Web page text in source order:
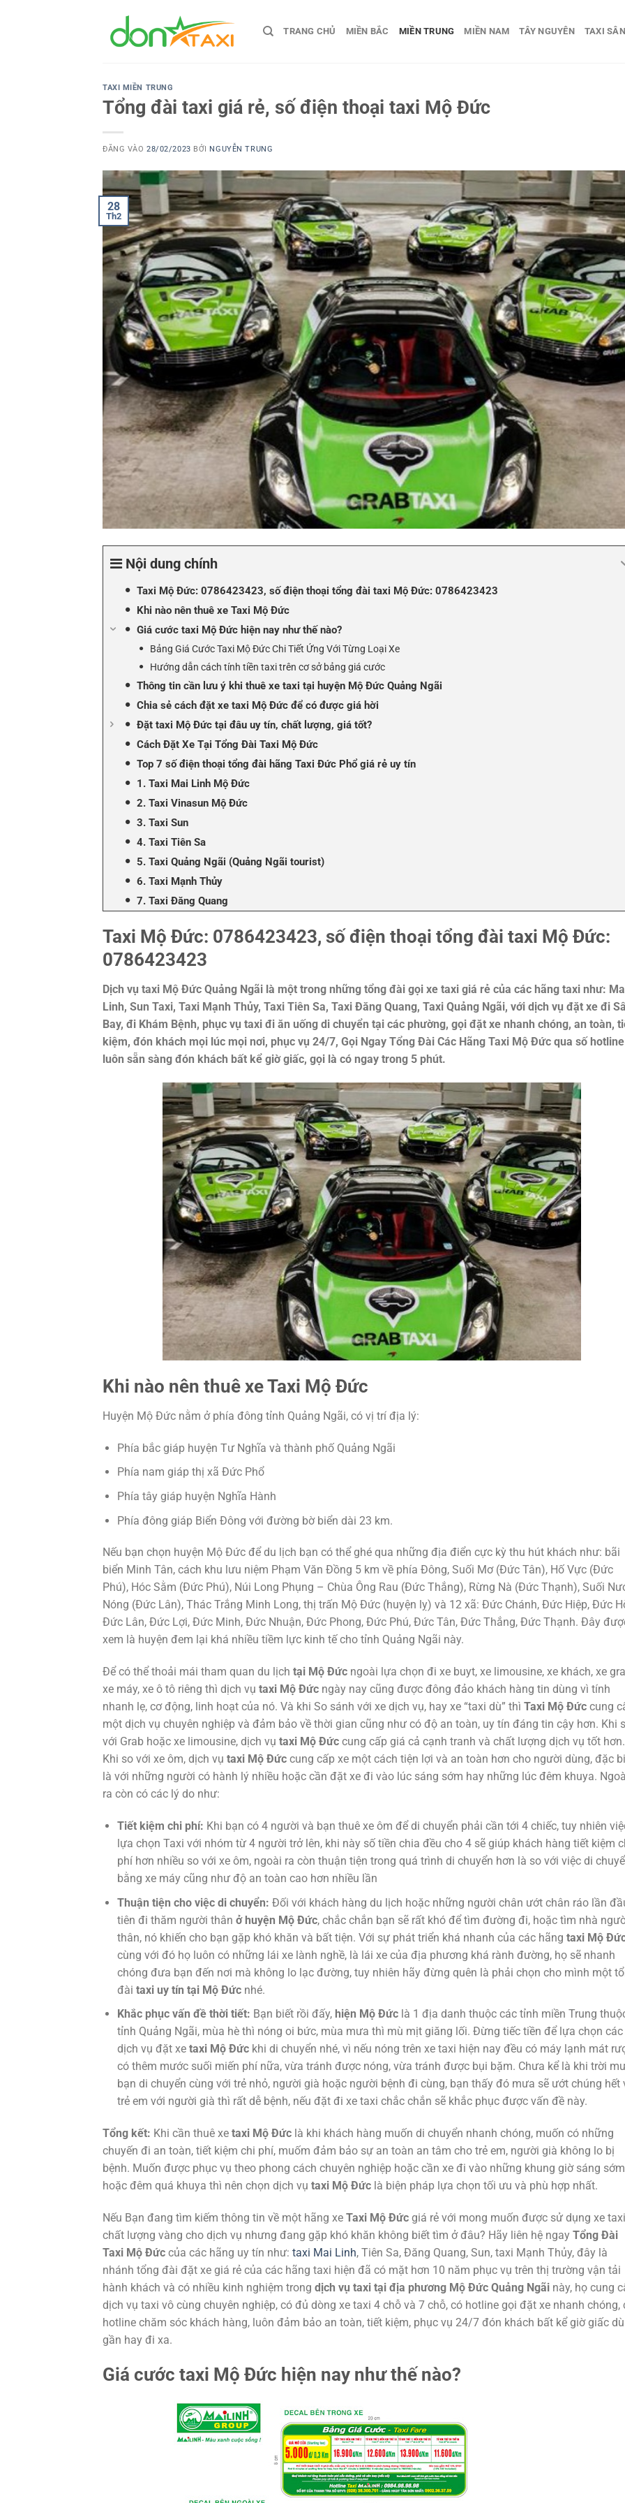
TRANG CHỦ MIỀN BẮC MIỀN TRUNG MIỀN NAM TÂY NGUYÊN TAXI
TAXI MIỀN TRUNG
Tổng đài taxi giá rẻ, số điện thoại taxi Mộ Đức
ĐĂNG VÀO28/02/2023 BỞI NGUYỄN TRUNG
28
Th2
Nội dung chính
Taxi Mộ Đức: 0786423423, số điện thoại tổng đài taxi Mộ Đức: 0786423423
Khi nào nên thuê xe Taxi Mộ Đức
Giá cước taxi Mộ Đức hiện nay như thế nào?
Bảng Giá Cước Taxi Mộ Đức Chi Tiết Ứng Với Từng Loại Xe
Hướng dẫn cách tính tiền taxi trên cơ sở bảng giá cước
Thông tin cần lưu ý khi thuê xe taxi tại huyện Mộ Đức Quảng Ngãi
Chia sẻ cách đặt xe taxi Mộ Đức để có được giá hời
Đặt taxi Mộ Đức tại đâu uy tín, chất lượng, giá tốt?
Cách Đặt Xe Tại Tổng Đài Taxi Mộ Đức
Top 7 số điện thoại tổng đài hãng Taxi Đức Phổ giá rẻ uy tín
1. Taxi Mai Linh Mộ Đức
2. Taxi Vinasun Mộ Đức
3. Taxi Sun
4. Taxi Tiên Sa
5. Taxi Quảng Ngãi (Quảng Ngãi tourist)
6. Taxi Mạnh Thủy
7. Taxi Đăng Quang
Taxi Mộ Đức: 0786423423, số điện thoại tổng đài taxi Mộ Đức:
0786423423
Dịch vụ taxi Mộ Đức Quảng Ngãi là một trong những tổng đài gọi xe taxi giá rẻ của các hãng taxi như:
Linh, Sun Taxi, Taxi Mạnh Thủy, Taxi Tiên Sa, Taxi Đăng Quang, Taxi Quảng Ngãi, với dịch vụ đặt xe đi
Bay, đi Khám Bệnh, phục vụ taxi đi ăn uống di chuyển tại các phường, gọi đặt xe nhanh chóng, an toàn,
kiệm, đón khách mọi lúc mọi nơi, phục vụ 24/7, Gọi Ngay Tổng Đài Các Hãng Taxi Mộ Đức qua số
luôn sẵn sàng đón khách bất kể giờ giấc, gọi là có ngay trong 5 phút.
Khi nào nên thuê xe Taxi Mộ Đức
Huyện Mộ Đức nằm ở phía đông tỉnh Quảng Ngãi, có vị trí địa lý:
Phía bắc giáp huyện Tư Nghĩa và thành phố Quảng Ngãi
Phía nam giáp thị xã Đức Phổ
Phía tây giáp huyện Nghĩa Hành
Phía đông giáp Biển Đông với đường bờ biển dài 23 km.
Nếu bạn chọn huyện Mộ Đức để du lịch bạn có thể ghé qua những địa điển cực kỳ thu hút khách như: bãi
biển Minh Tân, cách khu lưu niệm Phạm Văn Đồng 5 km về phía Đông, Suối Mơ (Đức Tân), Hố Vực (Đức
Phú), Hóc Sằm (Đức Phú), Núi Long Phụng – Chùa Ông Rau (Đức Thắng), Rừng Nà (Đức Thạnh), Suối
Nóng (Đức Lân), Thác Trắng Minh Long, thị trấn Mộ Đức (huyện lỵ) và 12 xã: Đức Chánh, Đức Hiệp, Đức
Đức Lân, Đức Lợi, Đức Minh, Đức Nhuận, Đức Phong, Đức Phú, Đức Tân, Đức Thắng, Đức Thạnh. Đây
xem là huyện đem lại khá nhiều tiềm lực kinh tế cho tỉnh Quảng Ngãi này.
Để có thể thoải mái tham quan du lịch tại Mộ Đức ngoài lựa chọn đi xe buyt, xe limousine, xe khách, xe
xe máy, xe ô tô riêng thì dịch vụ taxi Mộ Đức ngày nay cũng được đông đảo khách hàng tin dùng vì tính
nhanh lẹ, cơ động, linh hoạt của nó. Và khi So sánh với xe dịch vụ, hay xe “taxi dù” thì Taxi Mộ Đức cung
một dịch vụ chuyên nghiệp và đảm bảo về thời gian cũng như có độ an toàn, uy tín đáng tin cậy hơn. Khi
với Grab hoặc xe limousine, dịch vụ taxi Mộ Đức cung cấp giá cả cạnh tranh và chất lượng dịch vụ tốt hơn.
Khi so với xe ôm, dịch vụ taxi Mộ Đức cung cấp xe một cách tiện lợi và an toàn hơn cho người dùng, đặc
là với những người có hành lý nhiều hoặc cần đặt xe đi vào lúc sáng sớm hay những lúc đêm khuya.
ra còn có các lý do như:
Tiết kiệm chi phí: Khi bạn có 4 người và bạn thuê xe ôm để di chuyển phải cần tới 4 chiếc, tuy nhiên
lựa chọn Taxi với nhóm từ 4 người trở lên, khi này số tiền chia đều cho 4 sẽ giúp khách hàng tiết kiệm
phí hơn nhiều so với xe ôm, ngoài ra còn thuận tiện trong quá trình di chuyển hơn là so với việc di
bằng xe máy cũng như độ an toàn cao hơn nhiều lần
Thuận tiện cho việc di chuyển: Đối với khách hàng du lịch hoặc những người chân ướt chân ráo lần
tiên đi thăm người thân ở huyện Mộ Đức, chắc chắn bạn sẽ rất khó để tìm đường đi, hoặc tìm nhà
thân, nó khiến cho bạn gặp khó khăn và bất tiện. Với sự phát triển khá nhanh của các hãng taxi Mộ
cùng với đó họ luôn có những lái xe lành nghề, là lái xe của địa phương khá rành đường, họ sẽ nhanh
chóng đưa bạn đến nơi mà không lo lạc đường, tuy nhiên hãy đừng quên là phải chọn cho mình một
đài taxi uy tín tại Mộ Đứcnhé.
Khắc phục vấn đề thời tiết: Bạn biết rồi đấy, hiện Mộ Đức là 1 địa danh thuộc các tỉnh miền Trung
tỉnh Quảng Ngãi, mùa hè thì nóng oi bức, mùa mưa thì mù mịt giăng lối. Đừng tiếc tiền để lựa chọn các
dịch vụ đặt xe taxi Mộ Đức khi di chuyển nhé, vì nếu nóng trên xe taxi hiện nay đều có máy lạnh mát
có thêm mước suối miến phí nữa, vừa tránh được nóng, vừa tránh được bụi bặm. Chưa kể là khi trời
bạn di chuyển cùng với trẻ nhỏ, người già hoặc người bệnh đi cùng, bạn thấy đó mưa sẽ ướt chúng hết
trẻ em với người già thì rất dễ bệnh, nếu đặt đi xe taxi chắc chắn sẽ khắc phục được vấn đề này.
Tổng kết: Khi cần thuê xe taxi Mộ Đức là khi khách hàng muốn di chuyển nhanh chóng, muốn có những
chuyến đi an toàn, tiết kiệm chi phí, muốm đảm bảo sự an toàn an tâm cho trẻ em, người già không lo bị
bệnh. Muốn được phục vụ theo phong cách chuyên nghiệp hoặc cần xe đi vào những khung giờ sáng sớm
hoặc đêm quá khuya thì nên chọn dịch vụ taxi Mộ Đức là biện pháp lựa chọn tối ưu và phù hợp nhất.
Nếu Bạn đang tìm kiếm thông tin về một hãng xe Taxi Mộ Đức giá rẻ với mong muốn được sử dụng xe
chất lượng vàng cho dịch vụ nhưng đang gặp khó khăn không biết tìm ở đâu? Hãy liên hệ ngay Tổng Đài
Taxi Mộ Đức của các hãng uy tín như: taxi Mai Linh, Tiên Sa, Đăng Quang, Sun, taxi Mạnh Thủy, đây là
nhánh tổng đài đặt xe giá rẻ của các hãng taxi hiện đã có mặt hơn 10 năm phục vụ trên thị trường vận tải
hành khách và có nhiều kinh nghiệm trong dịch vụ taxi tại địa phương Mộ Đức Quảng Ngãi này, họ cung
dịch vụ taxi vô cùng chuyên nghiệp, có đủ dòng xe taxi 4 chỗ và 7 chỗ, có hotline gọi đặt xe nhanh chóng,
hotline chăm sóc khách hàng, luôn đảm bảo an toàn, tiết kiệm, phục vụ 24/7 đón khách bất kể giờ giấc
gần hay đi xa.
Giá cước taxi Mộ Đức hiện nay như thế nào?